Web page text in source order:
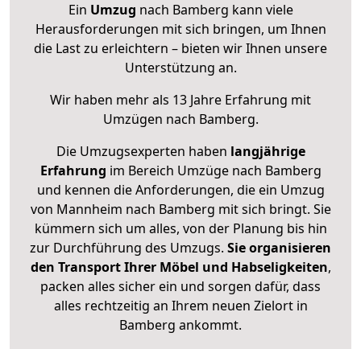
Ein Umzug nach Bamberg kann viele
Herausforderungen mit sich bringen, um Ihnen
die Last zu erleichtern – bieten wir Ihnen unsere
Unterstützung an.
Wir haben mehr als 13 Jahre Erfahrung mit
Umzügen nach Bamberg.
Die Umzugsexperten haben langjährige
Erfahrung im Bereich Umzüge nach Bamberg
und kennen die Anforderungen, die ein Umzug
von Mannheim nach Bamberg mit sich bringt. Sie
kümmern sich um alles, von der Planung bis hin
zur Durchführung des Umzugs. Sie organisieren
den Transport Ihrer Möbel und Habseligkeiten,
packen alles sicher ein und sorgen dafür, dass
alles rechtzeitig an Ihrem neuen Zielort in
Bamberg ankommt.